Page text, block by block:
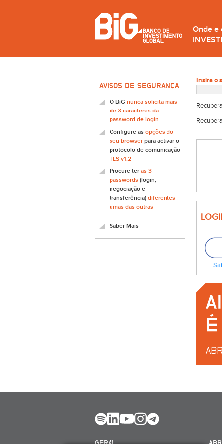
Onde e
AVISOS DE SEGURANÇA
O BiG nunca solicita mais
de 3 caracteres da
password de login
Configure as opções do
seu browser para activar o
protocolo de comunicação
TLS v1.2
Procure ter as 3
passwords (login,
negociação e
transferência) diferentes
umas das outras
Saber Mais
Insira o